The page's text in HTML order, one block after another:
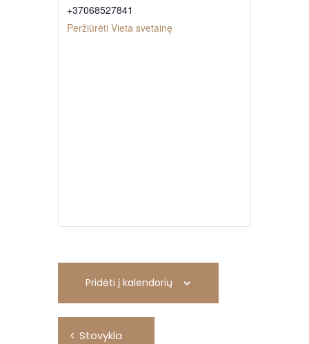
+37068527841
Peržiūrėti Vieta svetainę
Pridėti į kalendorių
R
Stovykla